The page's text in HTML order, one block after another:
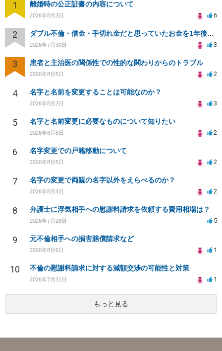
1 離婚時の公正証書の内容について
2026年8月3日 6
2 ダブル不倫・借金・手切れ金だと思っていたお金を1年後いまさら脅迫罪として通知書が来てまとめて請求
2026年7月30日 3
3 患者と主治医の関係性での性的な関わりからのトラブル
2026年8月5日 2
4 名字と名前を変更することは可能なのか？
2026年8月2日 3
5 名字と名前変更に必要なものについて知りたい
2026年8月8日 2
6 名字変更での戸籍移動について
2026年8月5日 2
7 名字の変更で両親の名字以外をえらべるのか？
2026年8月4日 2
8 弁護士に浮気相手への慰謝料請求を依頼する費用相場は？
2026年7月28日 5
9 元不倫相手への損害賠償請求など
2026年8月6日 1
10 不倫の慰謝料請求に対する減額交渉の可能性と対策
2026年7月31日 1
もっと見る